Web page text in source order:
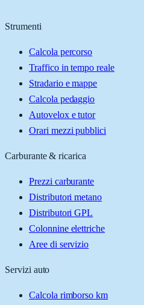
Strumenti
Calcola percorso
Traffico in tempo reale
Stradario e mappe
Calcola pedaggio
Autovelox e tutor
Orari mezzi pubblici
Carburante & ricarica
Prezzi carburante
Distributori metano
Distributori GPL
Colonnine elettriche
Aree di servizio
Servizi auto
Calcola rimborso km